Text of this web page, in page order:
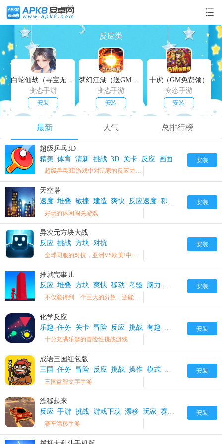
反应类
白蛇仙劫（寻宝无限真充）
变态手游
安装
梦幻江湖（送GM特权）
变态手游
安装
十虎（GM免费领）
变态手游
安装
最新 人气 总排行榜
安装
超级乒乓3D
精美 体育 清新 挑战 3D 关卡 反应 画面
超级乒乓3D游戏中对玩家的反应力比较注重
安装
天空塔
速度 堆叠 敏捷 建造 爽快 反应速度 积木 挑战
好玩的休闲闯关游戏
安装
异次元方块大战
反应 挑战 方块 对抗
全球同服的对抗，亚洲VS欧美!中国VS他国，即将开启巨大的阵营战!!!!!
安装
推就完事儿
反应 堆叠 方块 爽快 移动 考验 脑力 解压 颜色
不仅能得到一个巨大的分数，还能让你体验前所未有的爽快与解压，让你在游戏中轻松获得释放，在游戏中体验愉悦~
安装
化学反应
乐趣 任务 关卡 冒险 反应 挑战 有趣 玩家 过关
十分充满乐趣的冒险性挑战游戏
安装
成语三国红包版
三国
任务 冒险 反应 挑战 操作 模式 爽快 答题
三国益智文字手游
安装
漂移起来
反应 手游 挑战 游戏下载 漂移 玩家 赛车
赛车漂移手游